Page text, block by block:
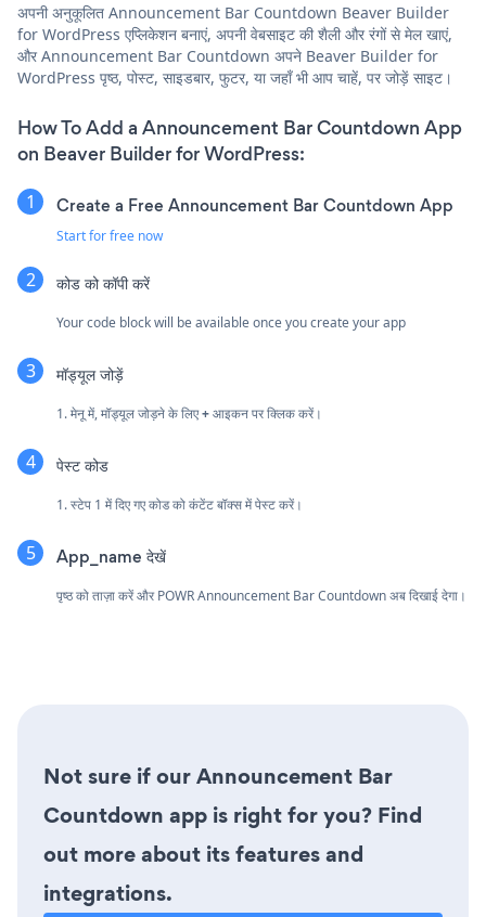
अपनी अनुकूलित Announcement Bar Countdown Beaver Builder
for WordPress एप्लिकेशन बनाएं, अपनी वेबसाइट की शैली और रंगों से मेल खाएं,
और Announcement Bar Countdown अपने Beaver Builder for
WordPress पृष्ठ, पोस्ट, साइडबार, फुटर, या जहाँ भी आप चाहें, पर जोड़ें साइट।
How To Add a Announcement Bar Countdown App
on Beaver Builder for WordPress:
Create a Free Announcement Bar Countdown App
Start for free now
कोड को कॉपी करें
Your code block will be available once you create your app
मॉड्यूल जोड़ें
1. मेनू में, मॉड्यूल जोड़ने के लिए+आइकन पर क्लिक करें।
पेस्ट कोड
1. स्टेप 1 में दिए गए कोड को कंटेंट बॉक्स में पेस्ट करें।
App_name देखें
पृष्ठ को ताज़ा करें और POWR Announcement Bar Countdown अब दिखाई देगा।
Not sure if our Announcement Bar
Countdown app is right for you? Find
out more about its features and
integrations.